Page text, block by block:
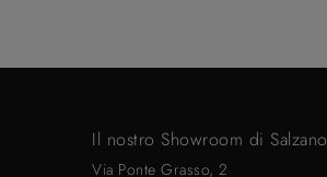
Il nostro Showroom di Salzano
Via Ponte Grasso, 2